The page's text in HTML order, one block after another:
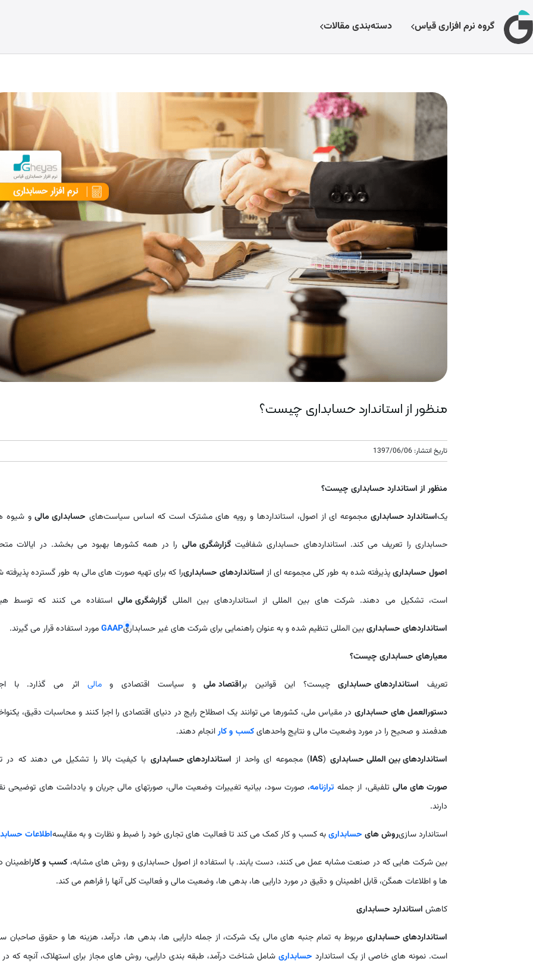
گروه نرم افزاری قیاس دسته‌بندی مقالات
منظور از استاندارد حسابداری چیست؟
تاریخ انتشار: 1397/06/06
منظور از استاندارد حسابداری چیست؟
یکاستاندارد حسابداریمجموعه ای از اصول، استانداردها و رویه های مشترک است که اساس سیاست‌های حسابداری مالیو شیوه
حسابداری را تعریف می کند. استانداردهای حسابداری شفافیتگزارشگری مالی را در همه کشورها بهبود می بخشد. در ایالات
اصول حسابداریپذیرفته شده به طور کلی مجموعه ای از استانداردهای حسابداریرا که برای تهیه صورت های مالی به طور گسترده پذیرفته
است، تشکیل می دهند. شرکت های بین المللی از استانداردهای بین المللی گزارشگری مالیاستفاده می کنند که توسط
استانداردهای حسابداریبین المللی تنظیم شده و به عنوان راهنمایی برای شرکت های غیر حسابداریGAAPمورد استفاده قرار می گیرند.
معیارهای حسابداری چیست؟
تعریف استانداردهای حسابداریچیست؟ این قوانین براقتصاد ملیو سیاست اقتصادی ومالیاثر می گذارد. با
دستورالعمل های حسابداری در مقیاس ملی، کشورها می توانند یک اصطلاح رایج در دنیای اقتصادی را اجرا کنند و محاسبات دقیق،
هدفمند و صحیح را در مورد وضعیت مالی و نتایج واحدهایکسب و کارانجام دهند.
استانداردهای بین المللی حسابداری (
IAS) مجموعه ای واحد از استانداردهای حسابداری با کیفیت بالا را تشکیل می دهند که در
صورت های مالیتلفیقی، از جمله ترازنامه، صورت سود، بیانیه تغییرات وضعیت مالی، صورتهای مالی جریان و یادداشت های توضیحی
دارند.
استاندارد سازیروش های حسابداریبه کسب و کار کمک می کند تا فعالیت های تجاری خود را ضبط و نظارت و به مقایسهاطلاعات
بین شرکت هایی که در صنعت مشابه عمل می کنند، دست یابند. با استفاده از اصول حسابداری و روش های مشابه، کسب و کاراطمینان
ها و اطلاعات همگن، قابل اطمینان و دقیق در مورد دارایی ها، بدهی ها، وضعیت مالی و فعالیت کلی آنها را فراهم می کند.
کاهش استاندارد حسابداری
استانداردهای حسابداری مربوط به تمام جنبه های مالی یک شرکت، از جمله دارایی ها، بدهی ها، درآمد، هزینه ها و حقوق صاحبان
است. نمونه های خاصی از یک استاندارد حسابداریشامل شناخت درآمد، طبقه بندی دارایی، روش های مجاز برای استهلاک، آنچه که در